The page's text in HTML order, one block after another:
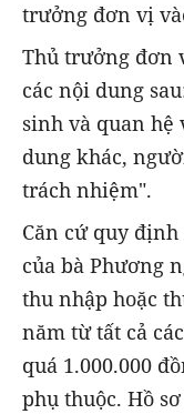
trưởng đơn vị
Thủ trưởng đơn
các nội dung
sinh và quan
dung khác,
trách nhiệm".
Căn cứ quy
của bà Phương
thu nhập hoặc
năm từ tất cả
quá 1.000.000
phụ thuộc. Hồ